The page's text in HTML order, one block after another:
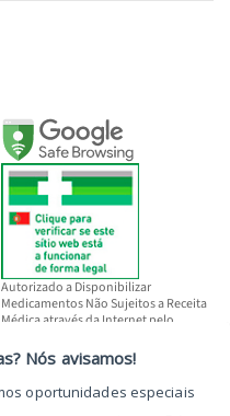
Autorizado a Disponibilizar
Medicamentos Não Sujeitos a Receita
Médica através da Internet pelo